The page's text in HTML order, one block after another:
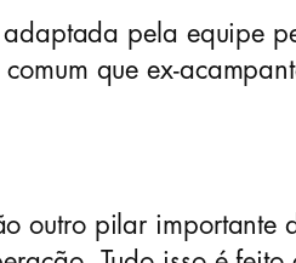
pela equipe
que ex-
outro pilar importante